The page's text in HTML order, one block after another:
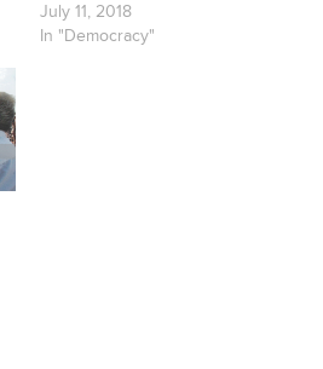
July 11, 2018
In "Democracy"